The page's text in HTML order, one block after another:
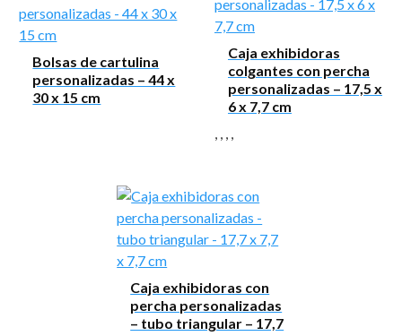
Bolsas de cartulina
personalizadas – 44 x
30 x 15 cm
Caja exhibidoras
colgantes con percha
personalizadas – 17,5 x
6 x 7,7 cm
, , , ,
Caja exhibidoras con
percha personalizadas
– tubo triangular – 17,7